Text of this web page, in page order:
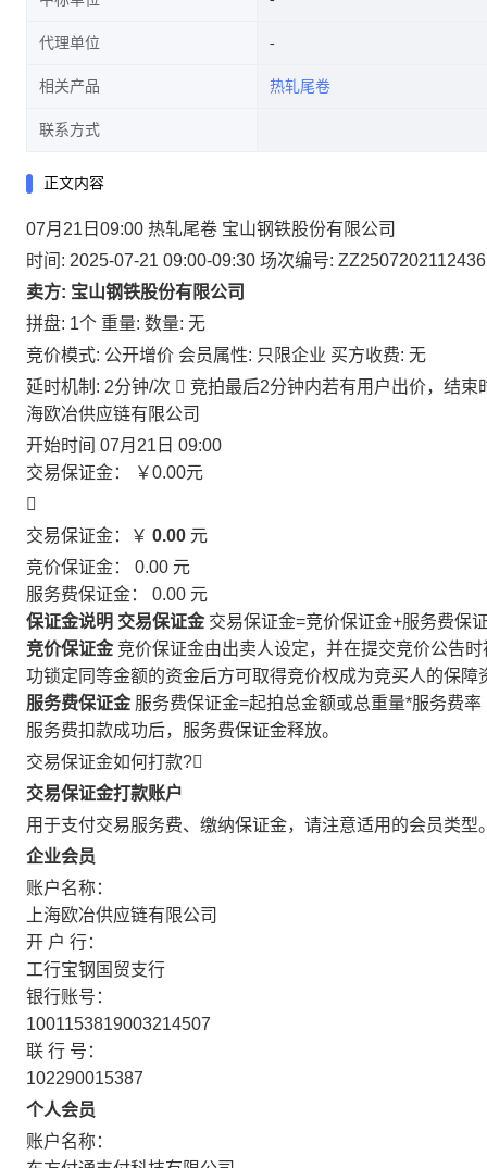
代理单位
相关产品 热轧尾卷
联系方式
正文内容
07月21日09:00 热轧尾卷 宝山钢铁股份有限公司
时间: 2025-07-21 09:00-09:30 场次编号: ZZ2507202112436
卖方: 宝山钢铁股份有限公司
拼盘: 1个 重量: 数量: 无
竞价模式: 公开增价 会员属性: 只限企业 买方收费: 无
延时机制: 2分钟/次  竞拍最后2分钟内若有用户出价，结
海欧冶供应链有限公司
开始时间 07月21日 09:00
交易保证金：
￥0.00元

交易保证金：￥ 0.00 元
竞价保证金： 0.00 元
服务费保证金： 0.00 元
保证金说明 交易保证金 交易保证金=竞价保证金+服务费保
竞价保证金 竞价保证金由出卖人设定，并在提交竞价公告
功锁定同等金额的资金后方可取得竞价权成为竞买人的保障
服务费保证金 服务费保证金=起拍总金额或总重量*服务费率
服务费扣款成功后，服务费保证金释放。
交易保证金如何打款?
交易保证金打款账户
用于支付交易服务费、缴纳保证金，请注意适用的会员类型
企业会员
账户名称：
上海欧冶供应链有限公司
开 户 行：
工行宝钢国贸支行
银行账号：
1001153819003214507
联 行 号：
102290015387
个人会员
账户名称：